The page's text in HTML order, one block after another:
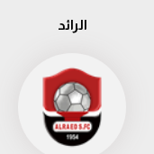
الرائد